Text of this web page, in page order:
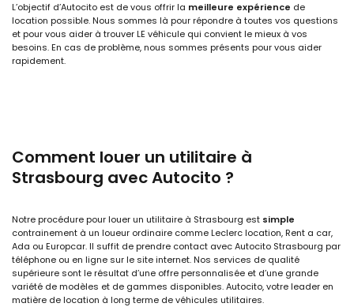
L’objectif d’Autocito est de vous offrir la meilleure expérience de
location possible. Nous sommes là pour répondre à toutes vos questions
et pour vous aider à trouver LE véhicule qui convient le mieux à vos
besoins. En cas de problème, nous sommes présents pour vous aider
rapidement.
Comment louer un utilitaire à
Strasbourg avec Autocito ?
Notre procédure pour louer un utilitaire à Strasbourg est simple
contrainement à un loueur ordinaire comme Leclerc location, Rent a car,
Ada ou Europcar. Il suffit de prendre contact avec Autocito Strasbourg par
téléphone ou en ligne sur le site internet. Nos services de qualité
supérieure sont le résultat d’une offre personnalisée et d’une grande
variété de modèles et de gammes disponibles. Autocito, votre leader en
matière de location à long terme de véhicules utilitaires.